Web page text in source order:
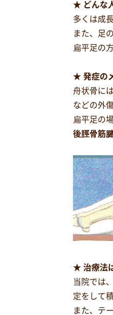
★ どんな
多くは成
また、足
扁平足の
★ 発症の
舟状骨に
などの外
扁平足の
後脛骨筋
★ 治療法
当院では
定をして
また、テ